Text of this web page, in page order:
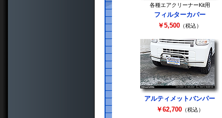
各種エアクリーナーKit用
フィルターカバー
￥5,500 （税込）
アルティメットバンパー
￥62,700（税込）